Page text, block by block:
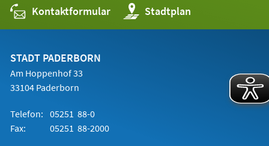
Kontaktformular Stadtplan
(Öffnet
in
einem
STADT PADERBORN
Am Hoppenhof 33
33104 Paderborn
Telefon: 05251 88-0
Fax:
05251 88-2000